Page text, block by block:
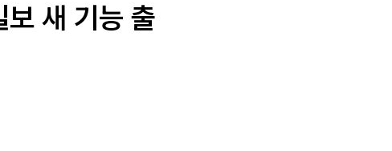
새 기능 출